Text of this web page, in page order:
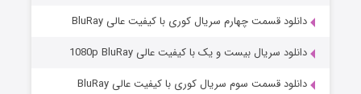
دانلود قسمت چهارم سریال کوری با کیفیت عالی BluRay
دانلود سریال بیست و یک با کیفیت عالی 1080p BluRay
دانلود قسمت سوم سریال کوری با کیفیت عالی BluRay